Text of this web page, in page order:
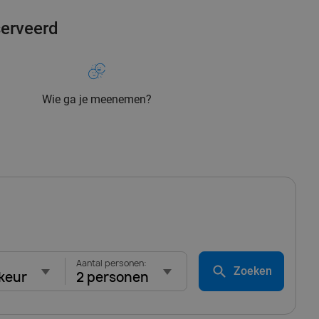
Wie ga je meenemen?
Aantal personen:
2 personen Zoeken